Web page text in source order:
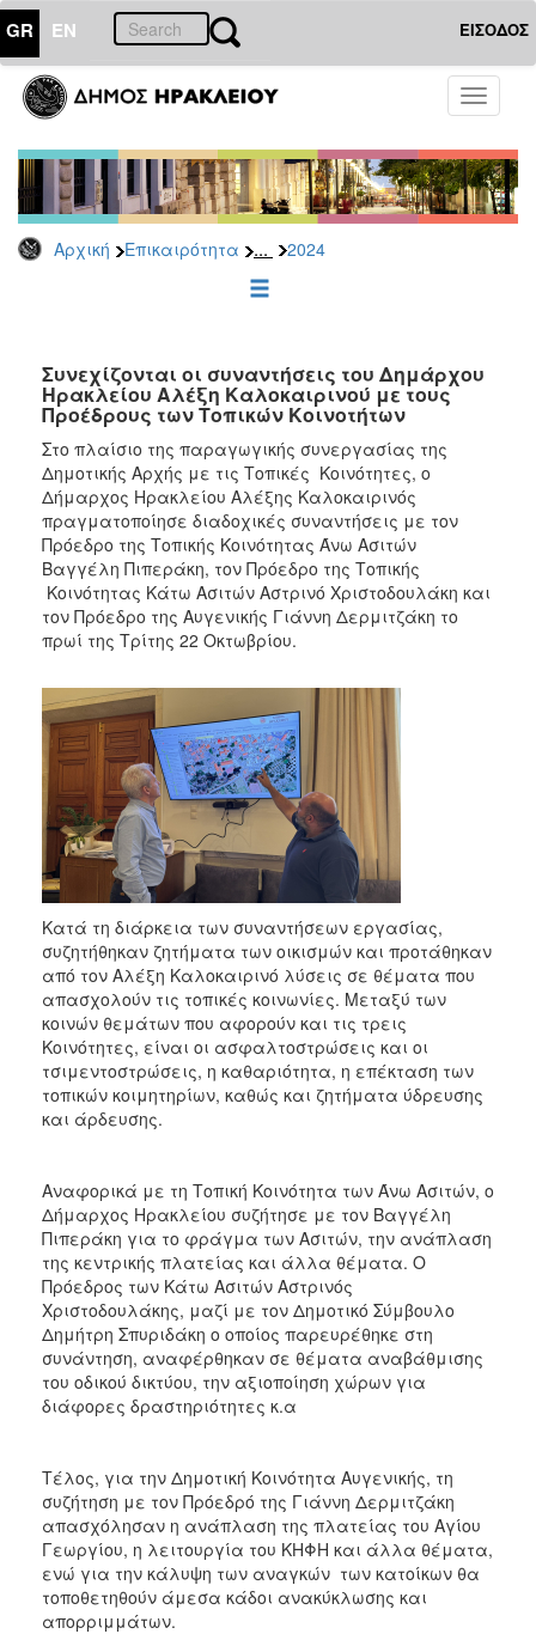
GR EN ΕΙΣΟΔΟΣ
Toggle
Αρχική Επικαιρότητα ... 2024
ΕΠΙΚΑΙΡΟΤΗΤΑ
Τύπου
Αρχείο
2026
2025
2022
2021
2020
2019
2018
2017
2016
2015
2013
2012
2011
2010
2006
ΔΗΜΟΤΗΣ
ΕΠΙΣΚΕΠΤΗΣ
ΗΡΑΚΛΕΙΟ
Συνεχίζονται οι συναντήσεις του Δημάρχου
Ηρακλείου Αλέξη Καλοκαιρινού με τους
Προέδρους των Τοπικών Κοινοτήτων
Στο πλαίσιο της παραγωγικής συνεργασίας της
Δημοτικής Αρχής με τις Τοπικές Κοινότητες, ο
Δήμαρχος Ηρακλείου Αλέξης Καλοκαιρινός
πραγματοποίησε διαδοχικές συναντήσεις με τον
Πρόεδρο της Τοπικής Κοινότητας Άνω Ασιτών
Βαγγέλη Πιπεράκη, τον Πρόεδρο της Τοπικής
Κοινότητας Κάτω Ασιτών Αστρινό Χριστοδουλάκη και
τον Πρόεδρο της Αυγενικής Γιάννη Δερμιτζάκη το
πρωί της Τρίτης 22 Οκτωβρίου.
Κατά τη διάρκεια των συναντήσεων εργασίας,
συζητήθηκαν ζητήματα των οικισμών και προτάθηκαν
από τον Αλέξη Καλοκαιρινό λύσεις σε θέματα που
απασχολούν τις τοπικές κοινωνίες. Μεταξύ των
κοινών θεμάτων που αφορούν και τις τρεις
Κοινότητες, είναι οι ασφαλτοστρώσεις και οι
τσιμεντοστρώσεις, η καθαριότητα, η επέκταση των
τοπικών κοιμητηρίων, καθώς και ζητήματα ύδρευσης
και άρδευσης.
Αναφορικά με τη Τοπική Κοινότητα των Άνω Ασιτών, ο
Δήμαρχος Ηρακλείου συζήτησε με τον Βαγγέλη
Πιπεράκη για το φράγμα των Ασιτών, την ανάπλαση
της κεντρικής πλατείας και άλλα θέματα. Ο
Πρόεδρος των Κάτω Ασιτών Αστρινός
Χριστοδουλάκης, μαζί με τον Δημοτικό Σύμβουλο
Δημήτρη Σπυριδάκη ο οποίος παρευρέθηκε στη
συνάντηση, αναφέρθηκαν σε θέματα αναβάθμισης
του οδικού δικτύου, την αξιοποίηση χώρων για
διάφορες δραστηριότητες κ.α
Τέλος, για την Δημοτική Κοινότητα Αυγενικής, τη
συζήτηση με τον Πρόεδρό της Γιάννη Δερμιτζάκη
απασχόλησαν η ανάπλαση της πλατείας του Αγίου
Γεωργίου, η λειτουργία του ΚΗΦΗ και άλλα θέματα,
ενώ για την κάλυψη των αναγκών των κατοίκων θα
τοποθετηθούν άμεσα κάδοι ανακύκλωσης και
απορριμμάτων.